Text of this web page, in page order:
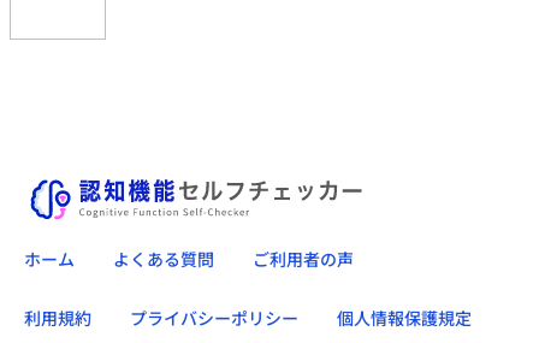
ホーム よくある質問 ご利用者の声
利用規約 プライバシーポリシー 個人情報保護規定